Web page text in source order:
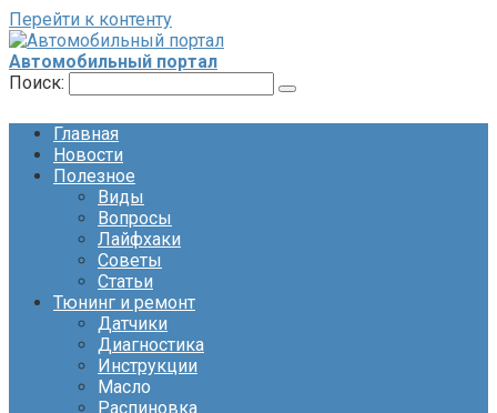
Перейти к контенту
Автомобильный портал
Поиск:
Главная
Новости
Полезное
Виды
Вопросы
Лайфхаки
Советы
Статьи
Тюнинг и ремонт
Датчики
Диагностика
Инструкции
Масло
Распиновка